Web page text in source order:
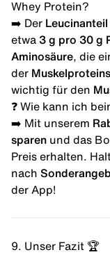
Whey Protein?
➡️ Der Leucinanteil
etwa 3 g pro 30 g
Aminosäure, die
der
wichtig für den
❓ Wie kann ich
➡️ Mit unserem
sparen und das
Preis erhalten.
nach
der App!
9. Unser Fazit 🏆